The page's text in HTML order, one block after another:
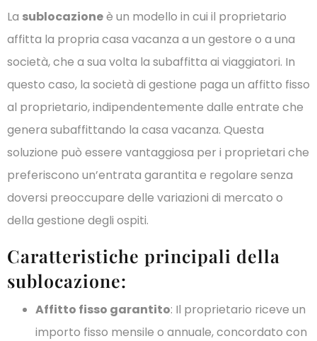
La sublocazioneè un modello in cui il proprietario
affitta la propria casa vacanza a un gestore o a una
società, che a sua volta la subaffitta ai viaggiatori. In
questo caso, la società di gestione paga un affitto fisso
al proprietario, indipendentemente dalle entrate che
genera subaffittando la casa vacanza. Questa
soluzione può essere vantaggiosa per i proprietari che
preferiscono un’entrata garantita e regolare senza
doversi preoccupare delle variazioni di mercato o
della gestione degli ospiti.
Caratteristiche principali della
sublocazione:
Affitto fisso garantito: Il proprietario riceve un
importo fisso mensile o annuale, concordato con